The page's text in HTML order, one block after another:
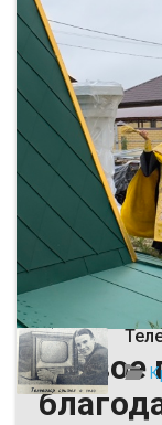
Живое
ВЫБОР